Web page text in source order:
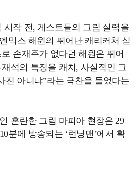
시작 전, 게스트들의 그림 실력을
믹스 해원의 뛰어난 캐리커처 실
손재주가 없다던 해원은 뛰어
석의 특징을 캐치, 사실적인 그
진 아니냐”라는 극찬을 들었다는
혼란한 그림 마피아 현장은 29
분에 방송되는 ‘런닝맨’에서 확